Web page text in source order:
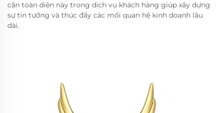
cận toàn diện này trong dịch vụ khách hàng giúp xây dựng
sự tin tưởng và thúc đẩy các mối quan hệ kinh doanh lâu
dài.